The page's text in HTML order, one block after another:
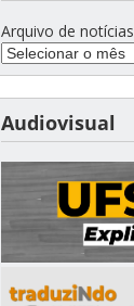
Arquivo de notícias
Audiovisual